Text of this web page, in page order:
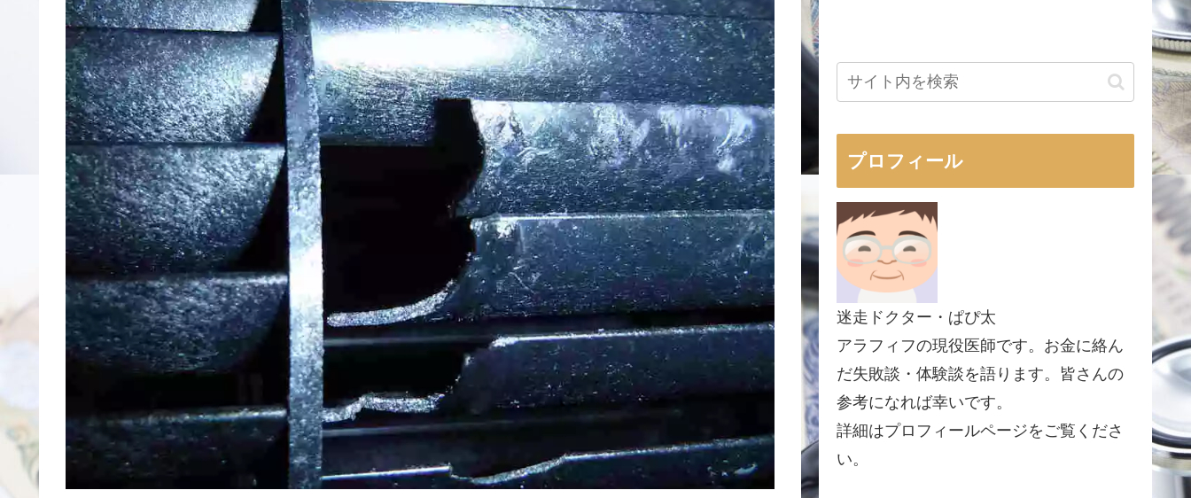
プロフィール
迷走ドクター・ぱぴ太
アラフィフの現役医師です。お金に絡ん
だ失敗談・体験談を語ります。皆さんの
参考になれば幸いです。
詳細はプロフィールページをご覧くださ
い。